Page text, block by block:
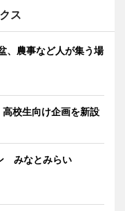
ス
、農事など人が集う場
校生向け企画を新設
みなとみらい